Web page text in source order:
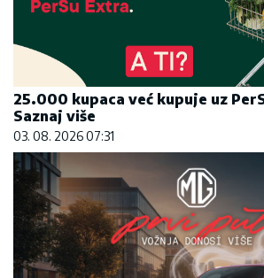
25.000 kupaca već kupuje uz
Saznaj više
03. 08. 2026 07:31